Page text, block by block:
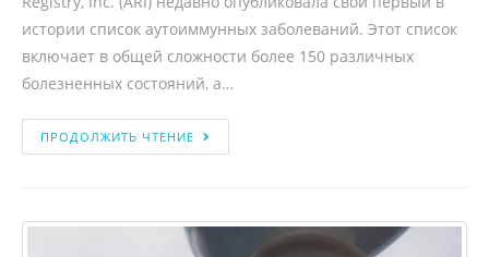
истории список аутоиммунных заболеваний. Этот список
включает в общей сложности более 150 различных
болезненных состояний, а…
ПРОДОЛЖИТЬ ЧТЕНИЕ